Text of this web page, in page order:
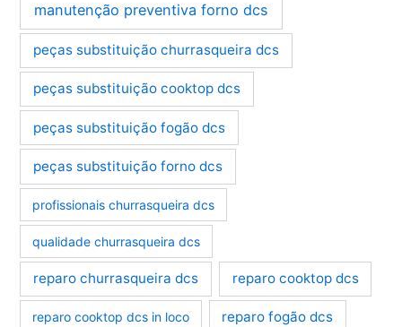
manutenção preventiva forno dcs
peças substituição churrasqueira dcs
peças substituição cooktop dcs
peças substituição fogão dcs
peças substituição forno dcs
profissionais churrasqueira dcs
qualidade churrasqueira dcs
reparo churrasqueira dcs reparo cooktop dcs
reparo cooktop dcs in loco reparo fogão dcs